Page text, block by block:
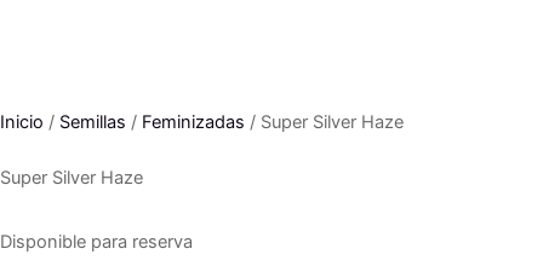
Inicio / Semillas / Feminizadas / Super Silver Haze
Super Silver Haze
Disponible para reserva